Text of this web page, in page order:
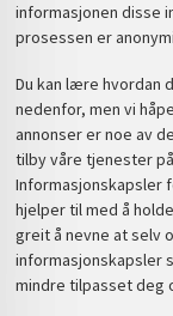
informasjonen disse
prosessen er
Du kan lære hvordan
nedenfor, men vi
annonser er noe av
tilby våre tjenester
Informasjonskapsler
hjelper til med å
greit å nevne at selv
informasjonskapsler
mindre tilpasset deg